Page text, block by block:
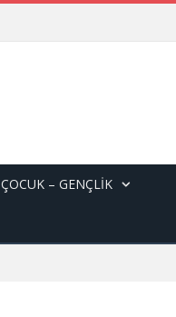
ÇOCUK – GENÇLIK